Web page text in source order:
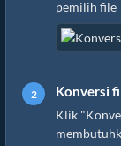
pemilih file
Konversi
Klik